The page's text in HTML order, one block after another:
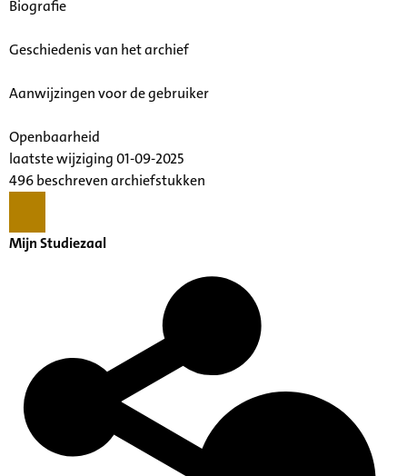
Biografie
Geschiedenis van het archief
Aanwijzingen voor de gebruiker
Openbaarheid
laatste wijziging 01-09-2025
496 beschreven archiefstukken
Mijn Studiezaal